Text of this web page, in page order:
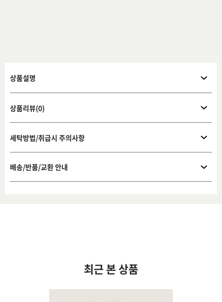
상품설명
상품리뷰(0)
세탁방법/취급시 주의사항
배송/반품/교환 안내
최근 본 상품